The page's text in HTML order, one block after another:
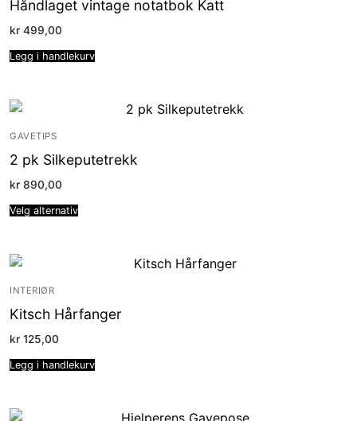
Håndlaget vintage notatbok Katt
kr 499,00
Legg i handlekurv
GAVETIPS
2 pk Silkeputetrekk
kr 890,00
Velg alternativ
INTERIØR
Kitsch Hårfanger
kr 125,00
Legg i handlekurv